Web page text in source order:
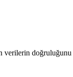
verilerin doğruluğunu